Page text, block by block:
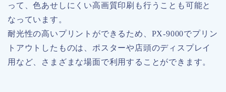
って、色あせしにくい高画質印刷も行うことも可能と
なっています。
耐光性の高いプリントができるため、PX-9000でプリン
トアウトしたものは、ポスターや店頭のディスプレイ
用など、さまざまな場面で利用することができます。